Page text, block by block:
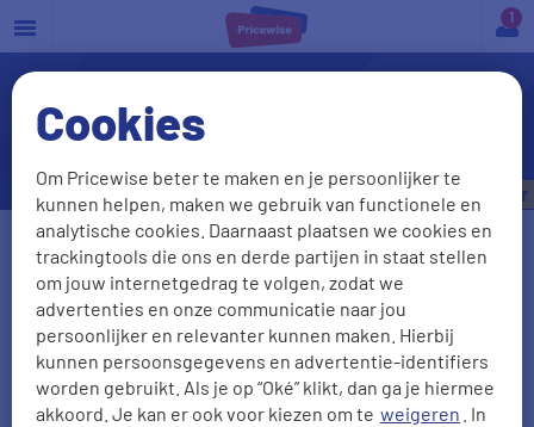
Cookies
Om Pricewise beter te maken en je persoonlijker te
kunnen helpen, maken we gebruik van functionele en
analytische cookies. Daarnaast plaatsen we cookies en
trackingtools die ons en derde partijen in staat stellen
om jouw internetgedrag te volgen, zodat we
advertenties en onze communicatie naar jou
persoonlijker en relevanter kunnen maken. Hierbij
kunnen persoonsgegevens en advertentie-identifiers
worden gebruikt. Als je op “Oké” klikt, dan ga je hiermee
akkoord. Je kan er ook voor kiezen om te weigeren . In
a
Hoe kan ik mijn Bovemij-
autoverzekering opzeggen?
Vul je kenteken in
Kenteken onbekend
Postcode Huisnr + Toevoeging
Bespaar tot €535,- per jaar